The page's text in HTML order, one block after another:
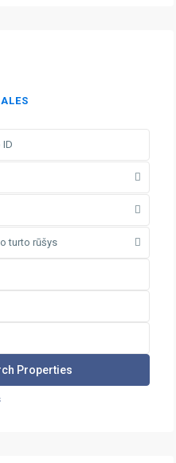
turto rūšys